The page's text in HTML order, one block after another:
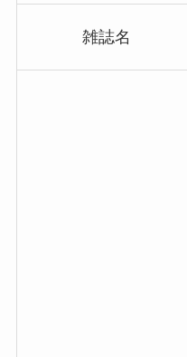
雑誌名